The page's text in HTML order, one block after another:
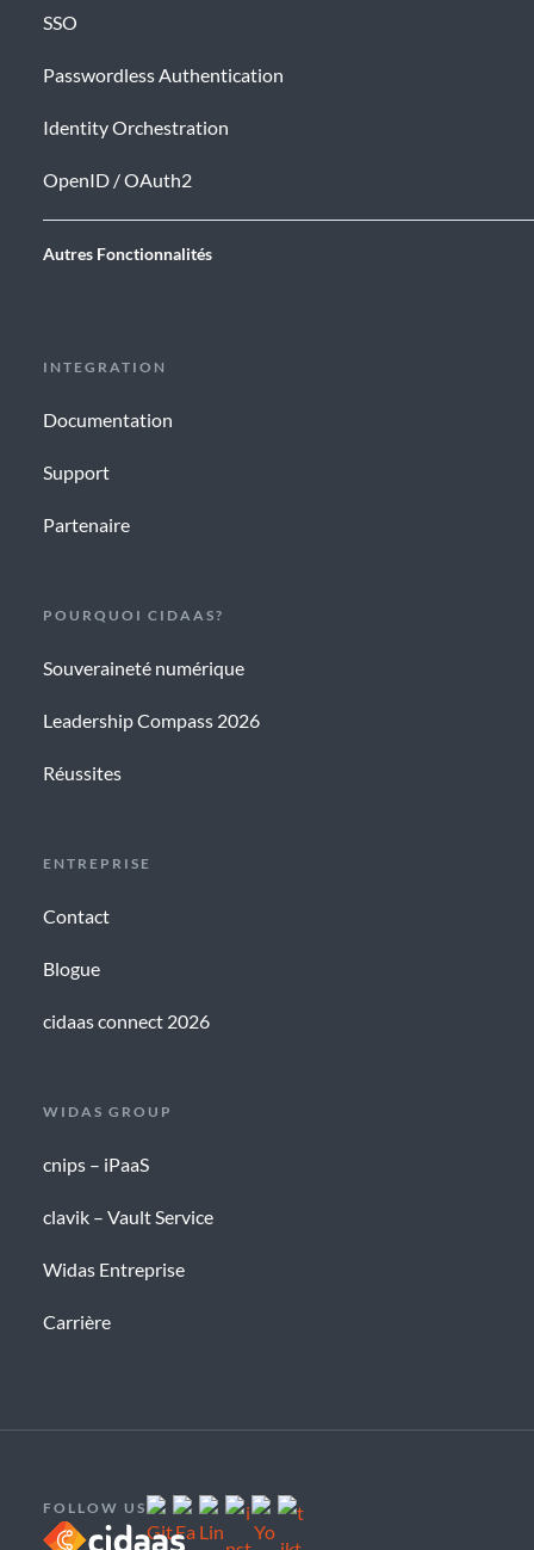
SSO
Passwordless Authentication
Identity Orchestration
OpenID / OAuth2
Autres Fonctionnalités
INTEGRATION
Documentation
Support
Partenaire
POURQUOI CIDAAS?
Souveraineté numérique
Leadership Compass 2026
Réussites
ENTREPRISE
Contact
Blogue
cidaas connect 2026
WIDAS GROUP
cnips – iPaaS
clavik – Vault Service
Widas Entreprise
Carrière
FOLLOW US